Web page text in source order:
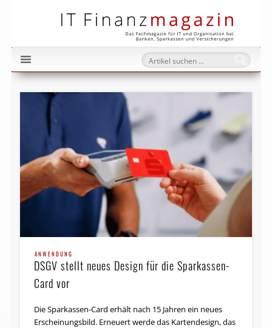
ANWENDUNG
DSGV stellt neues Design für die Sparkassen-
Card vor
Die Sparkassen-Card erhält nach 15 Jahren ein neues
Erscheinungsbild. Erneuert werde das Kartendesign, das